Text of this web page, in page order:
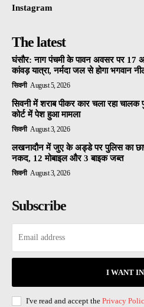
Instagram
The latest
घंसौर: नाग पंचमी के पावन अवसर पर 17
कांवड़ यात्रा, नर्मदा जल से होगा भगवान
सिवनी August 5, 2026
सिवनी में शराब पीकर कार चला रहा
कोर्ट में पेश हुआ मामला
सिवनी August 3, 2026
लखनादौन में जुए के अड्डे पर पुलिस का
नकद, 12 मोबाइल और 3 बाइक जब्त
सिवनी August 3, 2026
Subscribe
I WANT IN
I've read and accept the Privacy